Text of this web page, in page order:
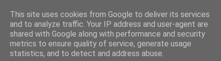
This site uses cookies from Google to deliver its services
and to analyze traffic. Your IP address and user-agent are
shared with Google along with performance and security
metrics to ensure quality of service, generate usage
statistics, and to detect and address abuse.